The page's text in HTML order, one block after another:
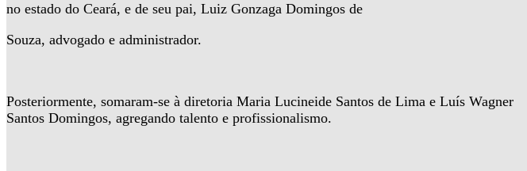
no estado do Ceará, e de seu pai, Luiz Gonzaga Domingos de
Souza, advogado e administrador.
Posteriormente, somaram-se à diretoria Maria Lucineide Santos de Lima e Luís Wagner
Santos Domingos, agregando talento e profissionalismo.